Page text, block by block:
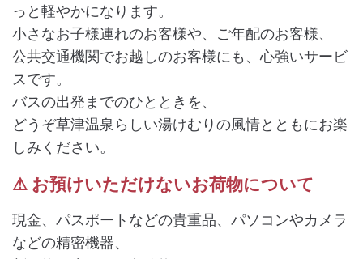
っと軽やかになります。
小さなお子様連れのお客様や、ご年配のお客様、
公共交通機関でお越しのお客様にも、心強いサービ
スです。
バスの出発までのひとときを、
どうぞ草津温泉らしい湯けむりの風情とともにお楽
しみください。
⚠ お預けいただけないお荷物について
現金、パスポートなどの貴重品、パソコンやカメラ
などの精密機器、